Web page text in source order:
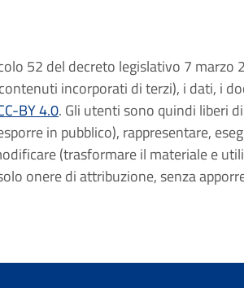
52 del decreto legislativo 7 marzo
incorporati di terzi), i dati, i
BY 4.0. Gli utenti sono quindi liberi di
in pubblico), rappresentare,
(trasformare il materiale e
onere di attribuzione, senza